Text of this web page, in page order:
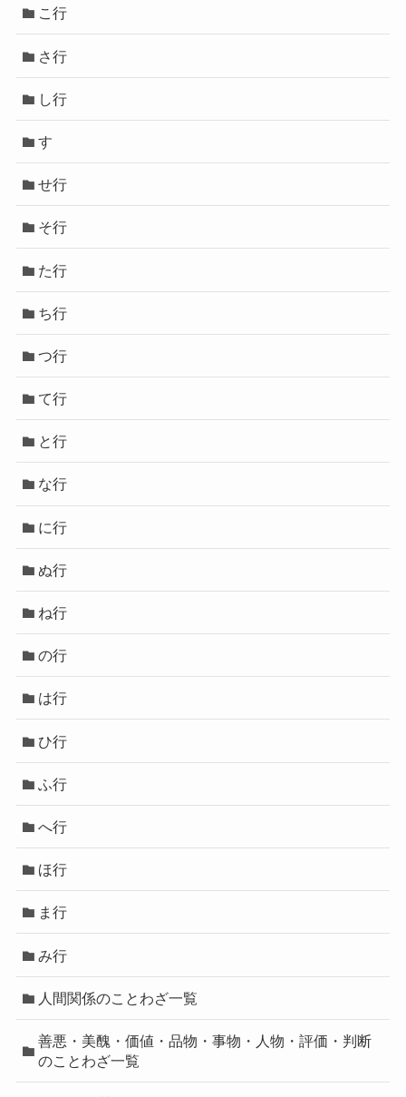
こ行
さ行
し行
す
せ行
そ行
た行
ち行
つ行
て行
と行
な行
に行
ぬ行
ね行
の行
は行
ひ行
ふ行
へ行
ほ行
ま行
み行
人間関係のことわざ一覧
善悪・美醜・価値・品物・事物・人物・評価・判断
のことわざ一覧